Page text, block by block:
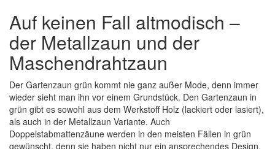
Auf keinen Fall altmodisch –
der Metallzaun und der
Maschendrahtzaun
Der Gartenzaun grün kommt nie ganz außer Mode, denn immer
wieder sieht man ihn vor einem Grundstück. Den Gartenzaun in
grün gibt es sowohl aus dem Werkstoff Holz (lackiert oder lasiert),
als auch in der Metallzaun Variante. Auch
Doppelstabmattenzäune werden in den meisten Fällen in grün
gewünscht, denn sie haben nicht nur ein ansprechendes Design,